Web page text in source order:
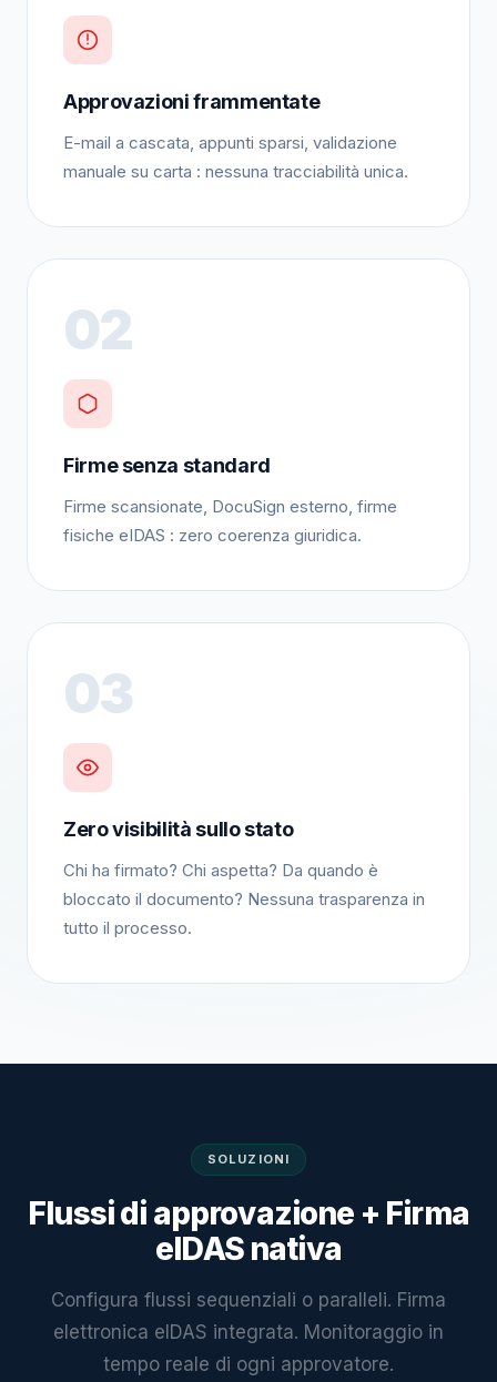
Approvazioni frammentate
E-mail a cascata, appunti sparsi, validazione
manuale su carta : nessuna tracciabilità unica.
02
Firme senza standard
Firme scansionate, DocuSign esterno, firme
fisiche eIDAS : zero coerenza giuridica.
03
Zero visibilità sullo stato
Chi ha firmato? Chi aspetta? Da quando è
bloccato il documento? Nessuna trasparenza in
tutto il processo.
SOLUZIONI
Flussi di approvazione + Firma
eIDAS nativa
Configura flussi sequenziali o paralleli. Firma
elettronica eIDAS integrata. Monitoraggio in
tempo reale di ogni approvatore.